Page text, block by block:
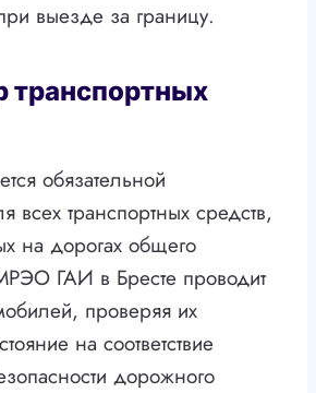
выезде за границу.
транспортных
обязательной
всех транспортных средств,
на дорогах общего
ГАИ в Бресте проводит
проверяя их
на соответствие
дорожного